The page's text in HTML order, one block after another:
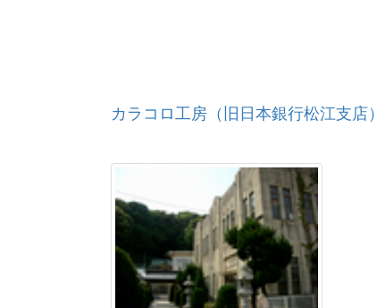
カラコロ工房（旧日本銀行松江支店）